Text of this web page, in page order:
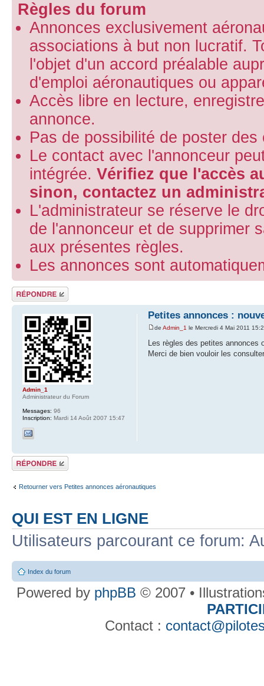
Règles du forum
Annonces exclusivement
associations à but non lucratif.
l'objet d'un accord préalable
d'emploi aéronautiques ou
Accès libre en lecture,
annonce.
Pas de possibilité de poster des
Le contact avec l'annonceur
intégrée. Vérifiez que l'accès
sinon, contactez un
L'administrateur se réserve le
de l'annonceur et de supprimer
aux présentes règles.
Les annonces sont
Répondre
Petites annonces :
de Admin_1 le Mercredi 4 Mai 2011
Les règles des petites annonces
Merci de bien vouloir les
Admin_1
Administrateur du Forum
Messages: 96
Inscription: Mardi 14 Août 2007 15:47
Répondre
Retourner vers Petites annonces aéronautiques
QUI EST EN LIGNE
Utilisateurs parcourant ce forum:
Index du forum
Powered by phpBB © 2007 •
Contact :